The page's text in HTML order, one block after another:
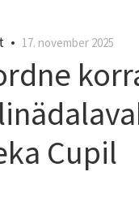
• 17. november 2025
Cupil